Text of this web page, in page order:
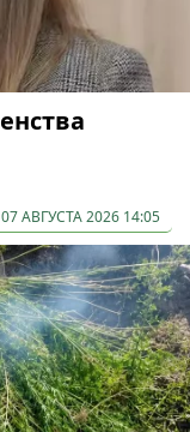
07 АВГУСТА 2026 14:05